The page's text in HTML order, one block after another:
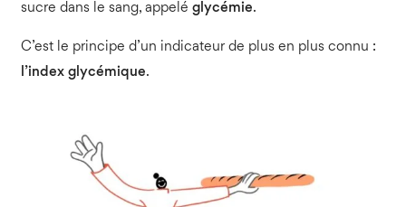
sucre dans le sang, appelé glycémie.
C’est le principe d’un indicateur de plus en plus connu :
l’index glycémique.